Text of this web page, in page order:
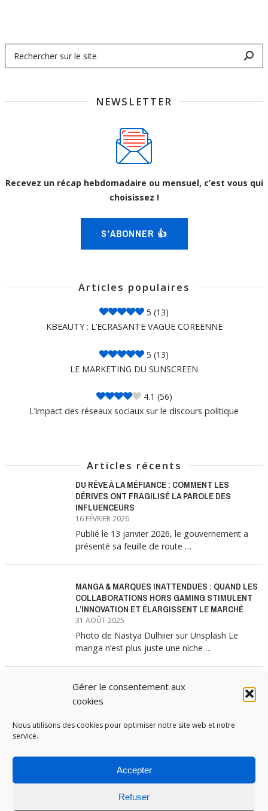
Gérer le consentement aux
cookies
Nous utilisons des cookies pour optimiser notre site web et notre
service.
Accepter
Refuser
NEWSLETTER
Recevez un récap hebdomadaire ou mensuel, c’est vous qui
choisissez !
S'ABONNER 👍
Articles populaires
5 (13)
KBEAUTY : L’ECRASANTE VAGUE COREENNE
5 (13)
LE MARKETING DU SUNSCREEN
4.1 (56)
L’impact des réseaux sociaux sur le discours politique
Articles récents
DU RÊVE À LA MÉFIANCE : COMMENT LES
DÉRIVES ONT FRAGILISÉ LA PAROLE DES
INFLUENCEURS
16 FÉVRIER 2026
Publié le 13 janvier 2026, le gouvernement a
présenté sa feuille de route …
MANGA & MARQUES INATTENDUES : QUAND LES
COLLABORATIONS HORS GAMING STIMULENT
L’INNOVATION ET ÉLARGISSENT LE MARCHÉ
31 AOÛT 2025
Photo de Nastya Dulhiier sur Unsplash Le
manga n’est plus juste une niche …
MANGA & MARQUES : ANATOMIE D’UNE
ALLIANCE MARKETING GAGNANTE
Les interminables files d’attente devant les
MEDIA INSTITUTE